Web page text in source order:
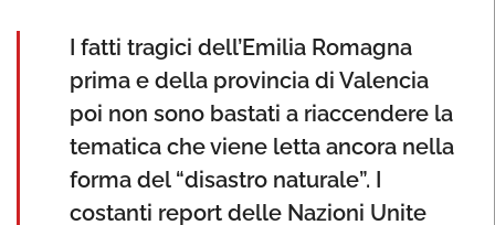
I fatti tragici dell’Emilia Romagna
prima e della provincia di Valencia
poi non sono bastati a riaccendere la
tematica che viene letta ancora nella
forma del “disastro naturale”. I
costanti report delle Nazioni Unite